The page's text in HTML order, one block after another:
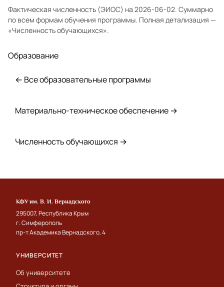
Фактическая численность (ЭИОС) на 2026-06-02. Суммарно
по всем формам обучения программы. Полная детализация —
«Численность обучающихся».
Образование
← Все образовательные программы
Материально-техническое обеспечение →
Численность обучающихся →
КФУ им. В. И. Вернадского
295007, Республика Крым
г. Симферополь
пр-т Академика Вернадского, 4
УНИВЕРСИТЕТ
Об университете